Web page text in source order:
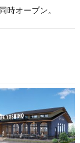
時オープン。